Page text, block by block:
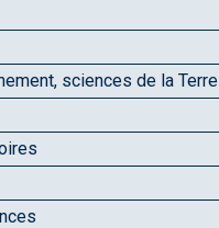
sciences de la Terre